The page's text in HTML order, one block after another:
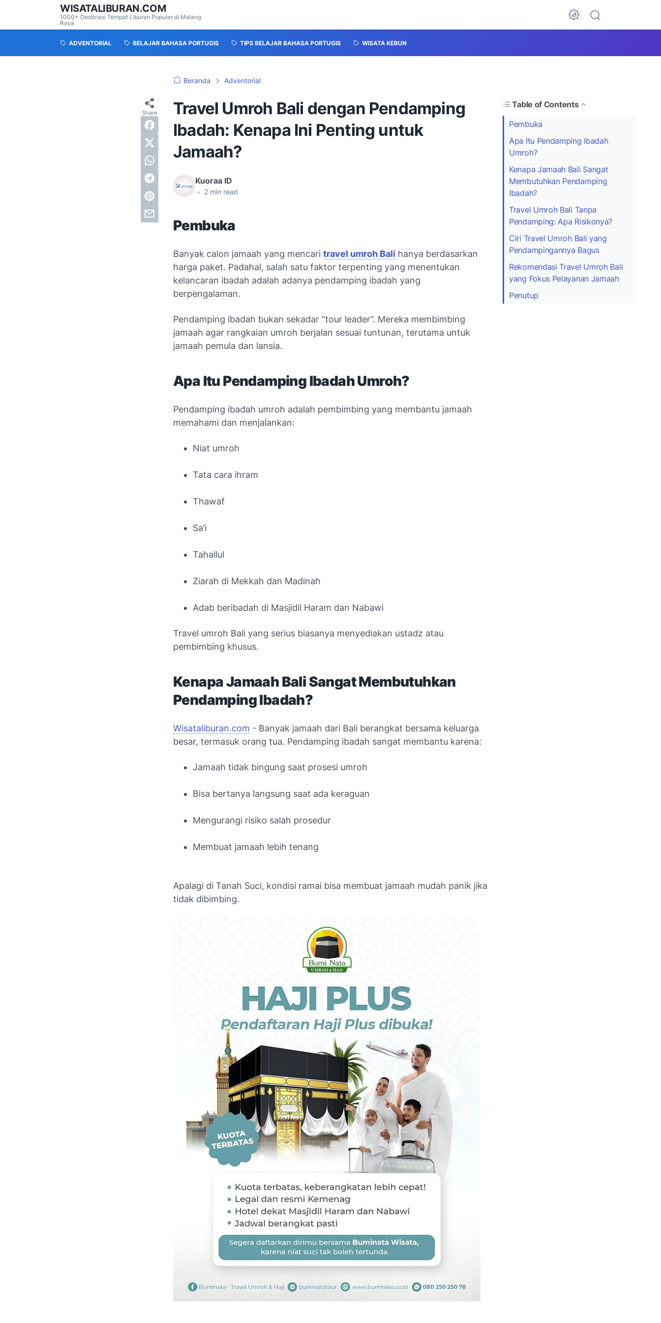
WISATALIBURAN.COM
1000+ Destinasi Tempat Liburan Populer di Malang
Raya
ADVENTORIAL BELAJAR BAHASA PORTUGIS TIPS BELAJAR BAHASA PORTUGIS WISATA KEBUN
Beranda Adventorial
Travel Umroh Bali dengan Pendamping
Ibadah: Kenapa Ini Penting untuk
Jamaah?
Kuoraa ID
• 2 min read
Table of Contents
Pembuka
Apa Itu Pendamping Ibadah
Umroh?
Kenapa Jamaah Bali Sangat
Membutuhkan Pendamping
Ibadah?
Travel Umroh Bali Tanpa
Pendamping: Apa Risikonya?
Ciri Travel Umroh Bali yang
Pendampingannya Bagus
Rekomendasi Travel Umroh Bali
yang Fokus Pelayanan Jamaah
Penutup
Pembuka
Banyak calon jamaah yang mencari travel umroh Bali hanya berdasarkan
harga paket. Padahal, salah satu faktor terpenting yang menentukan
kelancaran ibadah adalah adanya pendamping ibadah yang
berpengalaman.
Pendamping ibadah bukan sekadar “tour leader”. Mereka membimbing
jamaah agar rangkaian umroh berjalan sesuai tuntunan, terutama untuk
jamaah pemula dan lansia.
Apa Itu Pendamping Ibadah Umroh?
Pendamping ibadah umroh adalah pembimbing yang membantu jamaah
memahami dan menjalankan:
Niat umroh
Tata cara ihram
Thawaf
Sa’i
Tahallul
Ziarah di Mekkah dan Madinah
Adab beribadah di Masjidil Haram dan Nabawi
Travel umroh Bali yang serius biasanya menyediakan ustadz atau
pembimbing khusus.
Kenapa Jamaah Bali Sangat Membutuhkan
Pendamping Ibadah?
Wisataliburan.com - Banyak jamaah dari Bali berangkat bersama keluarga
besar, termasuk orang tua. Pendamping ibadah sangat membantu karena:
Jamaah tidak bingung saat prosesi umroh
Bisa bertanya langsung saat ada keraguan
Mengurangi risiko salah prosedur
Membuat jamaah lebih tenang
Apalagi di Tanah Suci, kondisi ramai bisa membuat jamaah mudah panik jika
tidak dibimbing.